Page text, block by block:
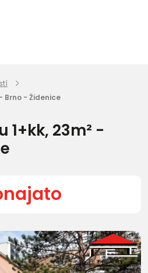
Brno - Židenice
1+kk, 23m² -